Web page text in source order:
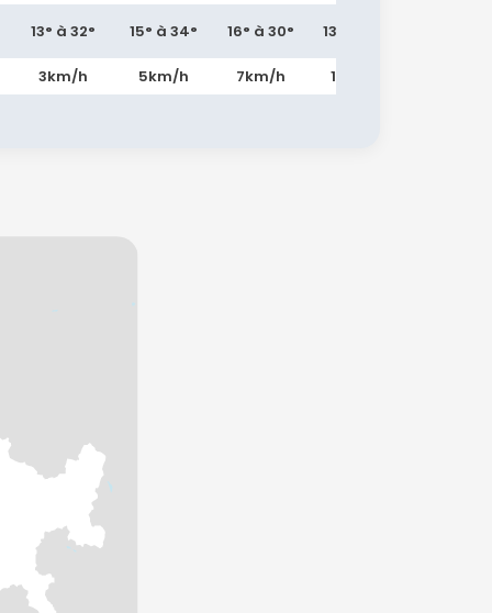
13° à 32°
3km/h
15° à 34°
5km/h
16° à 30°
7km/h
13° à 29°
11km/h